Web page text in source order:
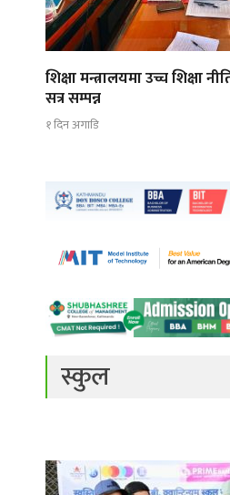
शिक्षा मन्त्रालयमा उच्च शिक्षा
सत्र सम्पन्न
१ दिन अगाडि
स्कुल